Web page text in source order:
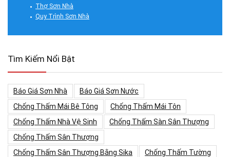
Thợ Sơn Nhà
Quy Trình Sơn Nhà
Tìm Kiếm Nổi Bật
Báo Giá Sơn Nhà
Báo Giá Sơn Nước
Chống Thấm Mái Bê Tông
Chống Thấm Mái Tôn
Chống Thấm Nhà Vệ Sinh
Chống Thấm Sàn Sân Thượng
Chống Thấm Sân Thượng
Chống Thấm Sân Thượng Bằng Sika
Chống Thấm Tường